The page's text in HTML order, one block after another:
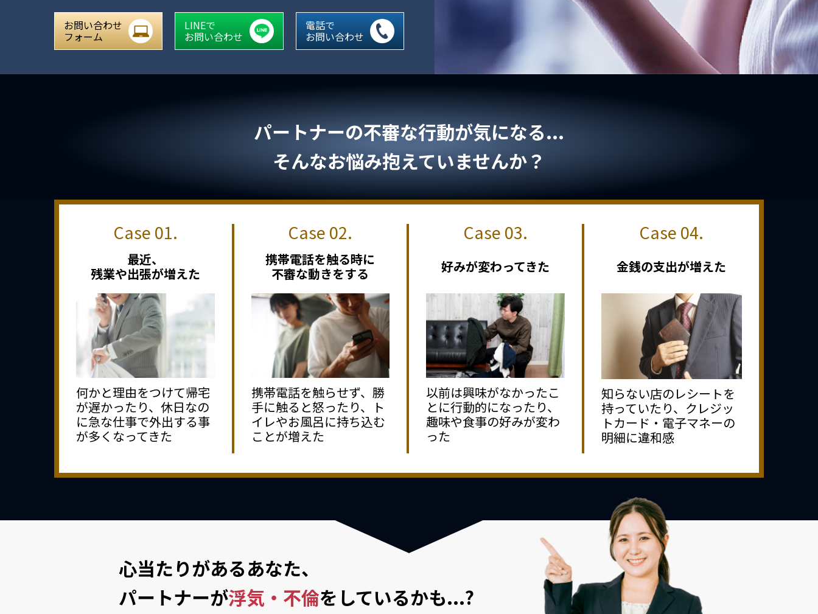
お問い合わせ
フォーム
LINEで
お問い合わせ
電話で
お問い合わせ
パートナーの不審な行動が気になる...
そんなお悩み抱えていませんか？
最近、
残業や出張が増えた
何かと理由をつけて帰宅
が遅かったり、休日なの
に急な仕事で外出する事
が多くなってきた
携帯電話を触る時に
不審な動きをする
携帯電話を触らせず、勝
手に触ると怒ったり、ト
イレやお風呂に持ち込む
ことが増えた
好みが変わってきた
以前は興味がなかったこ
とに行動的になったり、
趣味や食事の好みが変わ
った
金銭の支出が増えた
知らない店のレシートを
持っていたり、クレジッ
トカード・電子マネーの
明細に違和感
心当たりがあるあなた、
パートナーが浮気・不倫を しているかも...?